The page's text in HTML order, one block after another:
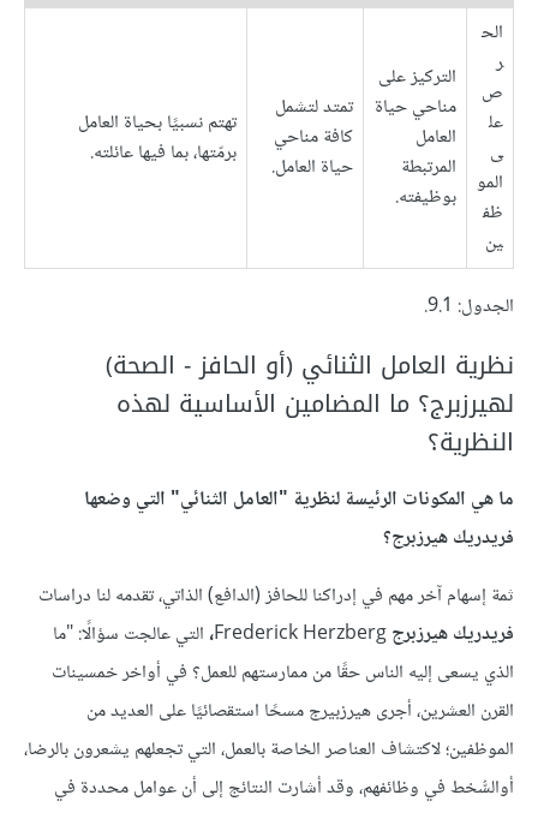
الح
ر
ص
عل
ى
المو
ظف
ين
التركيز على
مناحي حياة
العامل
المرتبطة
بوظيفته.
تمتد لتشمل
كافة مناحي
حياة العامل.
تهتم نسبيًا بحياة العامل
برمّتها، بما فيها عائلته.
الجدول: 9.1.
نظرية العامل الثنائي (أو الحافز - الصحة)
لهيرزبرج؟ ما المضامين اﻷساسية لهذه
النظرية؟
ما هي المكونات الرئيسة لنظرية "العامل الثنائي" التي وضعها
فريدريك هيرزبرج؟
ثمة إسهام آخر مهم في إدراكنا للحافز (الدافع) الذاتي، تقدمه لنا دراسات
فريدريك هيرزبرج
، التي عالجت سؤالًا: "ما
الذي يسعى إليه الناس حقًا من ممارستهم للعمل؟ في أواخر خمسينات
القرن العشرين، أجرى هيرزبيرج مسحًا استقصائيًا على العديد من
الموظفين؛ لاكتشاف العناصر الخاصة بالعمل، التي تجعلهم يشعرون بالرضا،
أوالسُّخط في وظائفهم، وقد أشارت النتائج إلى أن عوامل محددة في